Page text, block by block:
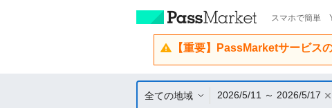
スマホで簡単
【重要】PassMarketサービス
全ての地域 2026/5/11 ～ 2026/5/17